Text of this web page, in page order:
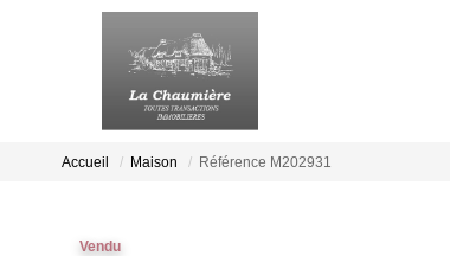
Accueil Maison Référence M202931
Vendu